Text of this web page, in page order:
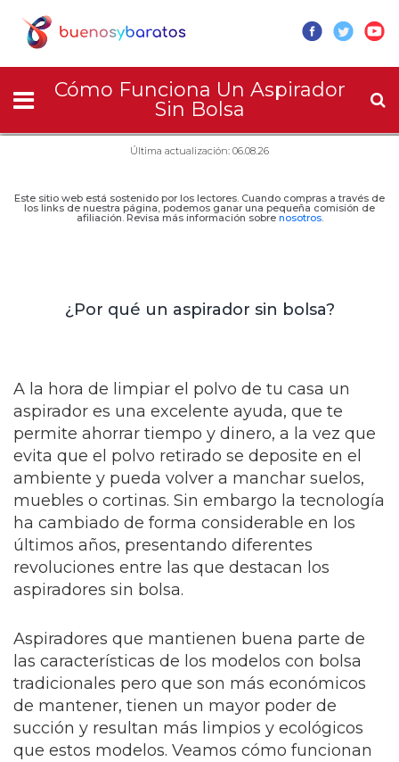
Cómo Funciona Un Aspirador
Sin Bolsa
Última actualización: 06.08.26
Este sitio web está sostenido por los lectores. Cuando compras a través de
los links de nuestra página, podemos ganar una pequeña comisión de
afiliación. Revisa más información sobre nosotros.
¿Por qué un aspirador sin bolsa?
A la hora de limpiar el polvo de tu casa un
aspirador es una excelente ayuda, que te
permite ahorrar tiempo y dinero, a la vez que
evita que el polvo retirado se deposite en el
ambiente y pueda volver a manchar suelos,
muebles o cortinas. Sin embargo la tecnología
ha cambiado de forma considerable en los
últimos años, presentando diferentes
revoluciones entre las que destacan los
aspiradores sin bolsa.
Aspiradores que mantienen buena parte de
las características de los modelos con bolsa
tradicionales pero que son más económicos
de mantener, tienen un mayor poder de
succión y resultan más limpios y ecológicos
que estos modelos. Veamos cómo funcionan